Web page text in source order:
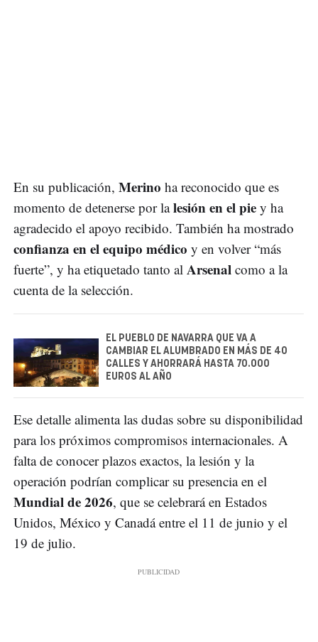
En su publicación, Merino ha reconocido que es
momento de detenerse por lalesión en el pie y ha
agradecido el apoyo recibido. También ha mostrado
confianza en el equipo médico y en volver “más
fuerte”, y ha etiquetado tanto al Arsenal como a la
cuenta de la selección.
EL PUEBLO DE NAVARRA QUE VA A
CAMBIAR EL ALUMBRADO EN MÁS DE 40
CALLES Y AHORRARÁ HASTA 70.000
EUROS AL AÑO
Ese detalle alimenta las dudas sobre su disponibilidad
para los próximos compromisos internacionales. A
falta de conocer plazos exactos, la lesión y la
operación podrían complicar su presencia en el
Mundial de 2026, que se celebrará en Estados
Unidos, México y Canadá entre el 11 de junio y el
19 de julio.